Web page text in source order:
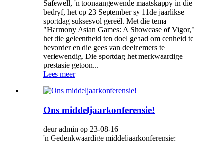
Safewell, 'n toonaangewende maatskappy in die
bedryf, het op 23 September sy 11de jaarlikse
sportdag suksesvol gereël. Met die tema
"Harmony Asian Games: A Showcase of Vigor,"
het die geleentheid ten doel gehad om eenheid te
bevorder en die gees van deelnemers te
verlewendig. Die sportdag het merkwaardige
prestasie getoon...
Lees meer
Ons middeljaarkonferensie!
deur admin op 23-08-16
'n Gedenkwaardige middeljaarkonferensie: